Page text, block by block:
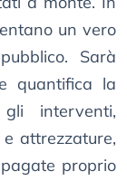
un vero
Sarà
quantifica la
interventi,
attrezzature,
proprio